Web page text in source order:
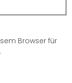
Browser für